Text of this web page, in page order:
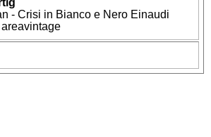
- Crisi in Bianco e Nero Einaudi